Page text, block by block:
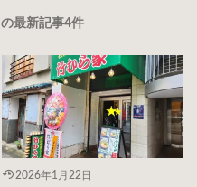
の最新記事4件
2026年1月22日